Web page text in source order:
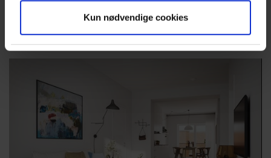
Kun nødvendige cookies